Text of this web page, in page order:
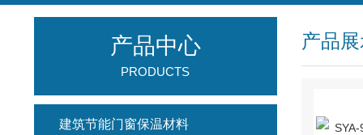
产品
产品中心
PRODUCTS
建筑节能门窗保温材料